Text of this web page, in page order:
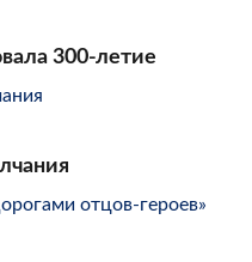
300-летие